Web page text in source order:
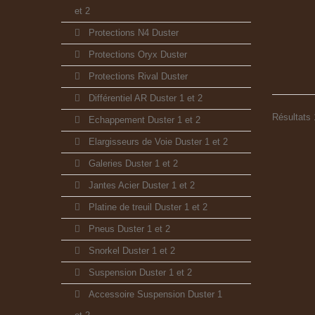
et 2
Protections N4 Duster
Protections Oryx Duster
Protections Rival Duster
Différentiel AR Duster 1 et 2
Echappement Duster 1 et 2
Elargisseurs de Voie Duster 1 et 2
Galeries Duster 1 et 2
Jantes Acier Duster 1 et 2
Platine de treuil Duster 1 et 2
Pneus Duster 1 et 2
Snorkel Duster 1 et 2
Suspension Duster 1 et 2
Accessoire Suspension Duster 1
Résultats